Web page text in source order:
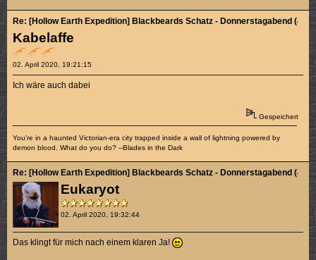
Kabelaffe
02. April 2020, 19:21:15
Re: [Hollow Earth Expedition] Blackbeards Schatz - Donnerstagabend (4/4)
Ich wäre auch dabei
Gespeichert
You’re in a haunted Victorian-era city trapped inside a wall of lightning powered by
demon blood. What do you do? --Blades in the Dark
Eukaryot
02. April 2020, 19:32:44
Re: [Hollow Earth Expedition] Blackbeards Schatz - Donnerstagabend (4/4)
Das klingt für mich nach einem klaren Ja!